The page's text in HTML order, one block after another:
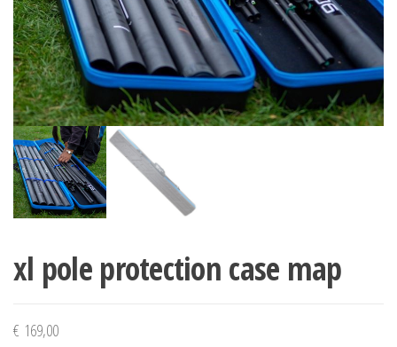
xl pole protection case map
€ 169,00